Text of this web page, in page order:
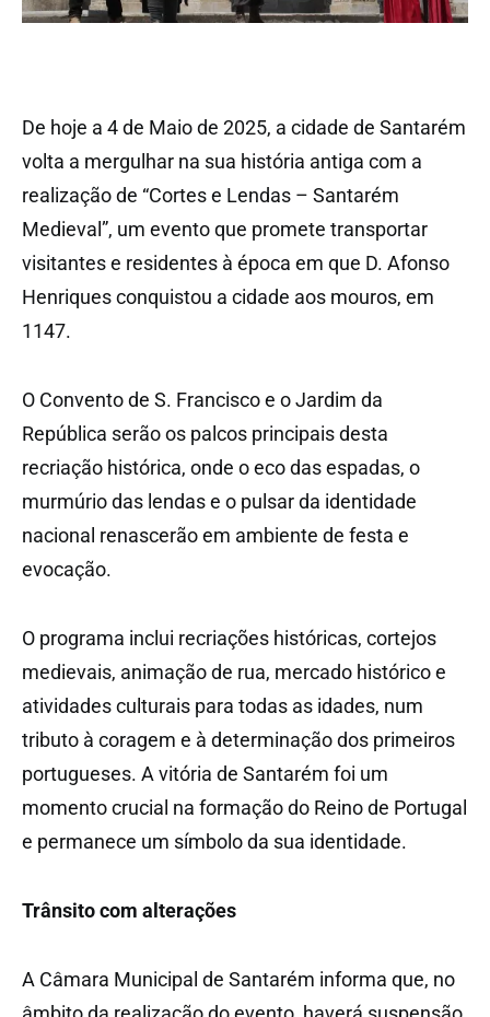
De hoje a 4 de Maio de 2025, a cidade de Santarém
volta a mergulhar na sua história antiga com a
realização de “Cortes e Lendas – Santarém
Medieval”, um evento que promete transportar
visitantes e residentes à época em que D. Afonso
Henriques conquistou a cidade aos mouros, em
1147.
O Convento de S. Francisco e o Jardim da
República serão os palcos principais desta
recriação histórica, onde o eco das espadas, o
murmúrio das lendas e o pulsar da identidade
nacional renascerão em ambiente de festa e
evocação.
O programa inclui recriações históricas, cortejos
medievais, animação de rua, mercado histórico e
atividades culturais para todas as idades, num
tributo à coragem e à determinação dos primeiros
portugueses. A vitória de Santarém foi um
momento crucial na formação do Reino de Portugal
e permanece um símbolo da sua identidade.
Trânsito com alterações
A Câmara Municipal de Santarém informa que, no